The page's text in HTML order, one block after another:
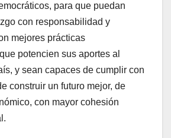
para que puedan
con responsabilidad y
mejores prácticas
potencien sus aportes al
y sean capaces de cumplir con
construir un futuro mejor, de
con mayor cohesión